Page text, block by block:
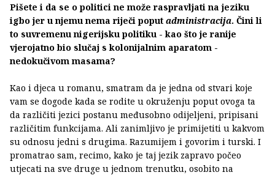
Pišete i da se o politici ne može raspravljati na jeziku
igbo jer u njemu nema riječi poput administracija. Čini li
to suvremenu nigerijsku politiku - kao što je ranije
vjerojatno bio slučaj s kolonijalnim aparatom -
nedokučivom masama?
Kao i djeca u romanu, smatram da je jedna od stvari koje
vam se dogode kada se rodite u okruženju poput ovoga ta
da različiti jezici postanu međusobno odijeljeni, pripisani
različitim funkcijama. Ali zanimljivo je primijetiti u kakvom
su odnosu jedni s drugima. Razumijem i govorim i turski. I
promatrao sam, recimo, kako je taj jezik zapravo počeo
utjecati na sve druge u jednom trenutku, osobito na